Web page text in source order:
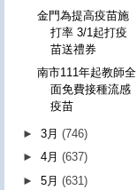
金門為提高疫苗施
打率 3/1起打疫
苗送禮券
南市111年起教師全
面免費接種流感
疫苗
►3月(746)
►4月(637)
►5月(631)